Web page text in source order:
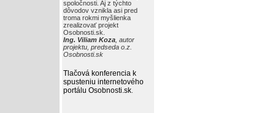
spoločnosti. Aj z týchto
dôvodov vznikla asi pred
troma rokmi myšlienka
zrealizovať projekt
Osobnosti.sk.
Ing. Viliam Koza , autor
projektu, predseda o.z.
Osobnosti.sk
Tlačová konferencia k
spusteniu internetového
portálu Osobnosti.sk